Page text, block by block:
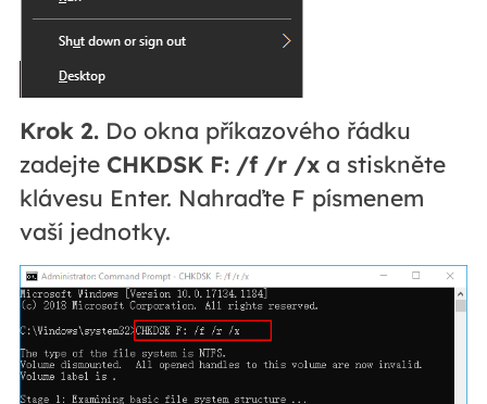
Krok 2.Do okna příkazového řádku
zadejte CHKDSK F: /f /r /xa stiskněte
klávesu Enter. Nahraďte F písmenem
vaší jednotky.